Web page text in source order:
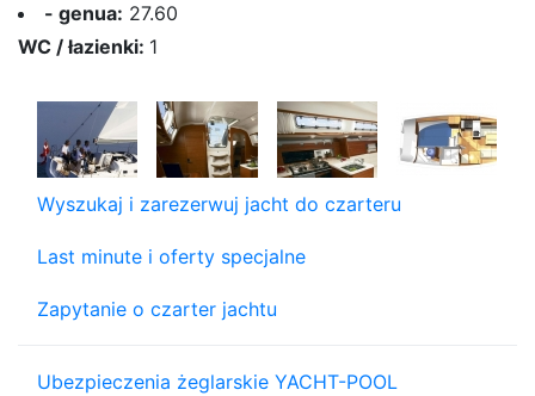
- genua: 27.60
WC / łazienki: 1
Wyszukaj i zarezerwuj jacht do czarteru
Last minute i oferty specjalne
Zapytanie o czarter jachtu
Ubezpieczenia żeglarskie YACHT-POOL